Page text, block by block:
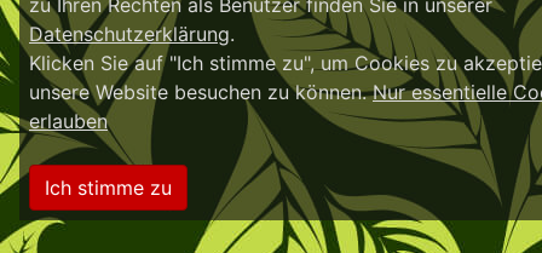
zu Ihren Rechten als Benutzer finden Sie in unserer
Datenschutzerklärung.
Klicken Sie auf "Ich stimme zu", um Cookies zu
unsere Website besuchen zu können.Nur essentielle
erlauben
Ich stimme zu